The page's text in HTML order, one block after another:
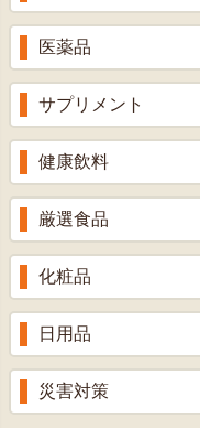
補酵素のちから
くろ酢
りんご酢
ざくろ酢
梅酢
医薬品
風邪薬
胃腸薬
整腸薬
解熱鎮痛剤
滋養強壮
消炎鎮痛剤
サプリメント
ウコン
乳酸菌
ローヤルゼリー
牡蠣エキス
プラセンタ
健康飲料
健康茶
漢方茶
青汁・豆乳
甘酒
健康ドリンク
厳選食品
もち麦・十六穀米
生姜
丼の素
のど飴
化粧品
美容品
スキンクリーム＆美容
ウオッシュ＆ソープ
日用品
入浴剤
災害対策